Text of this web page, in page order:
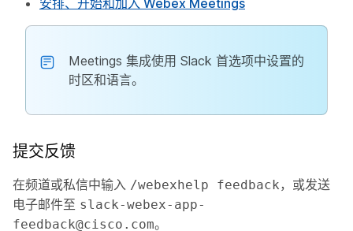
安排、开始和加入 Webex Meetings
Meetings 集成使用 Slack 首选项中设置的
时区和语言。
提交反馈
在频道或私信中输入 /webexhelp feedback，或发送
电子邮件至 slack-webex-app-
feedback@cisco.com。